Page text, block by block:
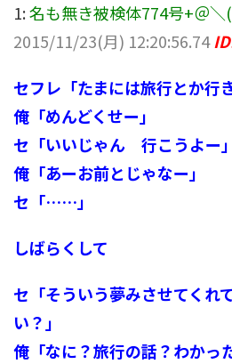
1:名も無き被検体774号+＠
2015/11/23(月) 12:20:56.74
セフレ「たまには旅行とか行
俺「めんどくせー」
セ「いいじゃん 行こうよー」
俺「あーお前とじゃなー」
セ「……」
しばらくして
セ「そういう夢みさせてくれ
い？」
俺「なに？旅行の話？わか